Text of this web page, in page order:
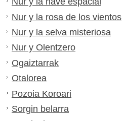
Nur y la rosa de los vientos
Nur y la selva misteriosa
Nur y Olentzero
Ogaiztarrak
Otalorea
Pozoia Koroari
Sorgin belarra